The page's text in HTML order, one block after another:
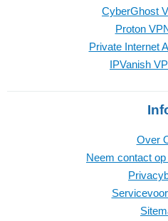
CyberGhost
Proton
Private Internet
IPVanish
Over
Neem contact